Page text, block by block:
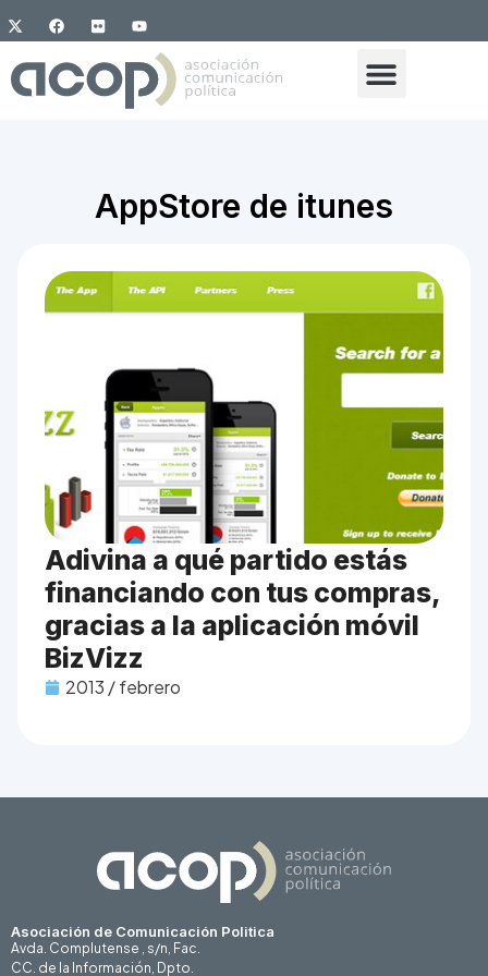
AppStore de itunes
Adivina a qué partido estás
financiando con tus compras,
gracias a la aplicación móvil
BizVizz
2013 / febrero
Asociación de Comunicación Politica
Avda. Complutense , s/n, Fac.
CC. de la Información, Dpto.